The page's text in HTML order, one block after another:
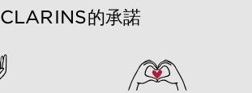
CLARINS的承諾